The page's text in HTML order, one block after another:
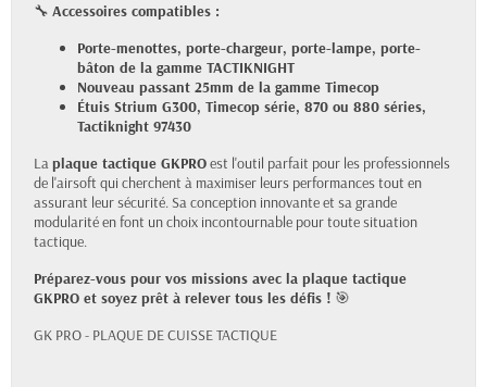
🔧 Accessoires compatibles :
Porte-menottes, porte-chargeur, porte-lampe, porte-
bâton de la gamme TACTIKNIGHT
Nouveau passant 25mm de la gamme Timecop
Étuis Strium G300, Timecop série, 870 ou 880 séries,
Tactiknight 97430
Laplaque tactique GKPROest l'outil parfait pour les professionnels
de l'airsoft qui cherchent à maximiser leurs performances tout en
assurant leur sécurité. Sa conception innovante et sa grande
modularité en font un choix incontournable pour toute situation
tactique.
Préparez-vous pour vos missions avec la plaque tactique
GKPRO et soyez prêt à relever tous les défis ! 🎯
GK PRO - PLAQUE DE CUISSE TACTIQUE